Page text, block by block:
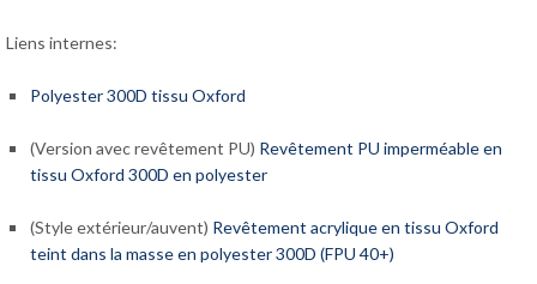
Liens internes:
Polyester 300D tissu Oxford
(Version avec revêtement PU) Revêtement PU imperméable en
tissu Oxford 300D en polyester
(Style extérieur/auvent) Revêtement acrylique en tissu Oxford
teint dans la masse en polyester 300D (FPU 40+)